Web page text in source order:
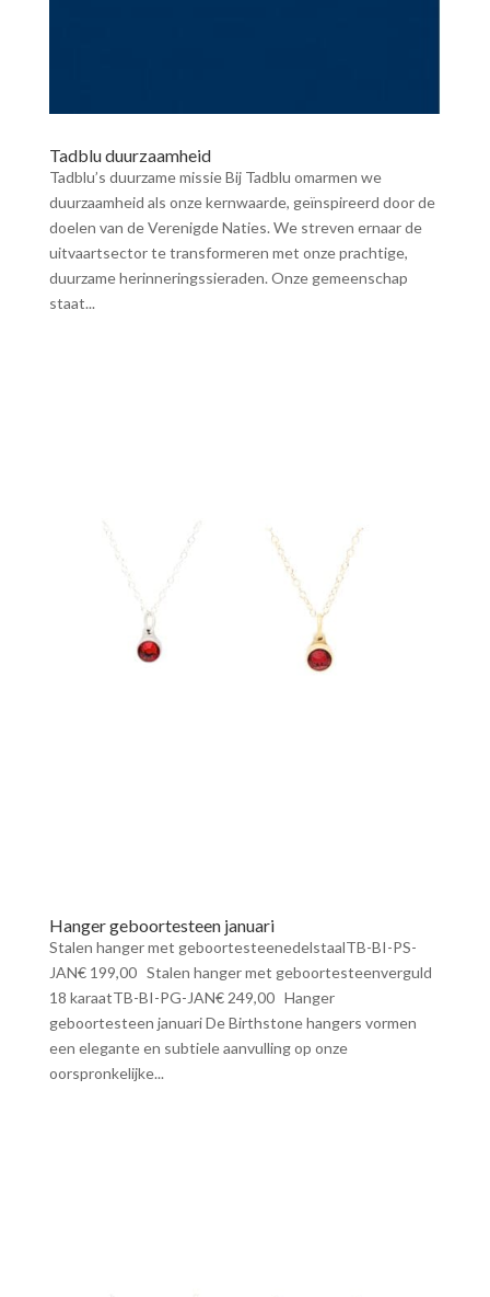
Tadblu duurzaamheid
Tadblu’s duurzame missie Bij Tadblu omarmen we
duurzaamheid als onze kernwaarde, geïnspireerd door de
doelen van de Verenigde Naties. We streven ernaar de
uitvaartsector te transformeren met onze prachtige,
duurzame herinneringssieraden. Onze gemeenschap
staat...
Hanger geboortesteen januari
Stalen hanger met geboortesteenedelstaalTB-BI-PS-
JAN€ 199,00 Stalen hanger met geboortesteenverguld
18 karaatTB-BI-PG-JAN€ 249,00 Hanger
geboortesteen januari De Birthstone hangers vormen
een elegante en subtiele aanvulling op onze
oorspronkelijke...